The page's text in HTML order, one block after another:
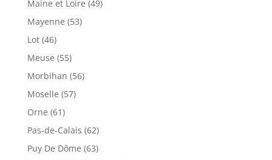
Maine et Loire (49)
Mayenne (53)
Lot (46)
Meuse (55)
Morbihan (56)
Moselle (57)
Orne (61)
Pas-de-Calais (62)
Puy De Dôme (63)